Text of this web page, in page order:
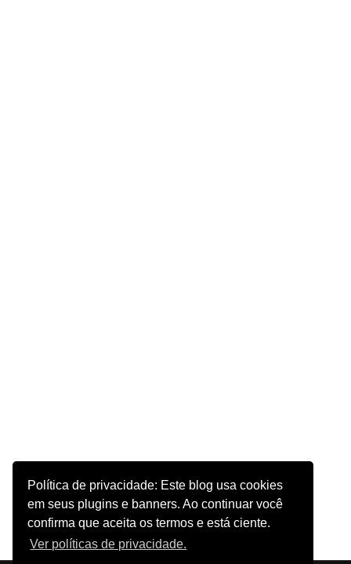
Política de privacidade: Este blog usa cookies
em seus plugins e banners. Ao continuar você
confirma que aceita os termos e está ciente.
Ver políticas de privacidade.